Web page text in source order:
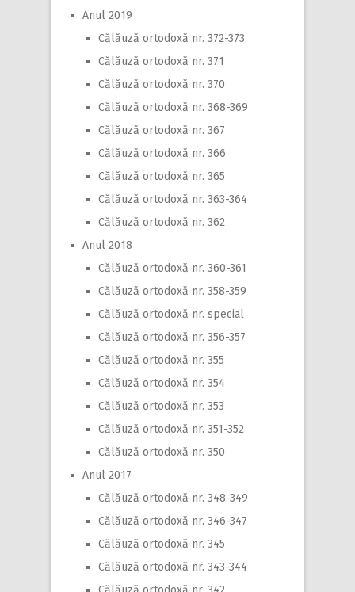
Anul 2019
Călăuză ortodoxă nr. 372-373
Călăuză ortodoxă nr. 371
Călăuză ortodoxă nr. 370
Călăuză ortodoxă nr. 368-369
Călăuză ortodoxă nr. 367
Călăuză ortodoxă nr. 366
Călăuză ortodoxă nr. 365
Călăuză ortodoxă nr. 363-364
Călăuză ortodoxă nr. 362
Anul 2018
Călăuză ortodoxă nr. 360-361
Călăuză ortodoxă nr. 358-359
Călăuză ortodoxă nr. special
Călăuză ortodoxă nr. 356-357
Călăuză ortodoxă nr. 355
Călăuză ortodoxă nr. 354
Călăuză ortodoxă nr. 353
Călăuză ortodoxă nr. 351-352
Călăuză ortodoxă nr. 350
Anul 2017
Călăuză ortodoxă nr. 348-349
Călăuză ortodoxă nr. 346-347
Călăuză ortodoxă nr. 345
Călăuză ortodoxă nr. 343-344